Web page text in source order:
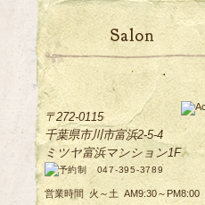
〒272-0115
千葉県市川市富浜2-5-4
ミツヤ富浜マンション1F
営業時間 火～土 AM9:30～PM8:00